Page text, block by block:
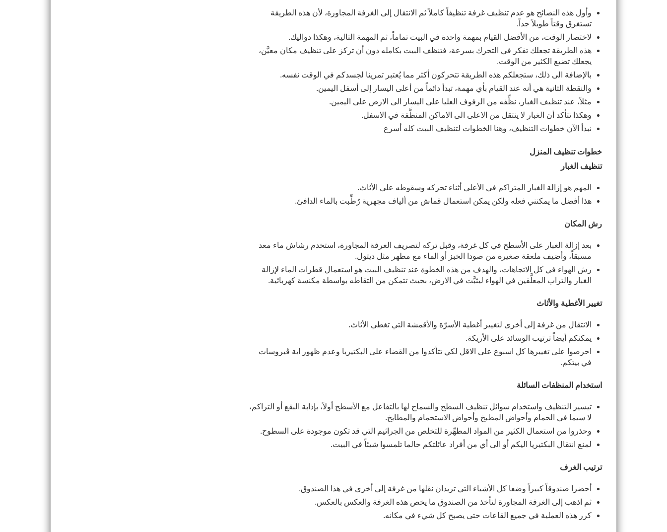
تستغرق وقتاً طويلاً جداً.
لاختصار الوقت، من الأفضل القيام بمهمة واحدة في البيت تماماً، ثم المهمة التالية، وهكذا دواليك.
يجعلك تضيع الكثير من الوقت.
بالإضافة الى ذلك، ستجعلكم هذه الطريقة تتحركون أكثر مما يُعتبر تمرينا لجسدكم في الوقت نفسه.
والنقطة الثانية هي أنه عند القيام بأي مهمة، تبدأ دائماً من أعلى اليسار إلى أسفل اليمين.
مثلاً، عند تنظيف الغبار، نظِّفه من الرفوف العليا على اليسار الى الارض على اليمين.
وهكذا تتأكد أن الغبار لا ينتقل من الاعلى الى الاماكن المنظَّفة في الاسفل.
نبدأ الآن خطوات التنظيف، وهنا الخطوات لتنظيف البيت كله أسرع
خطوات تنظيف المنزل
تنظيف الغبار
المهم هو إزالة الغبار المتراكم في الأعلى أثناء تحركه وسقوطه على الأثاث.
هذا أفضل ما يمكنني فعله ولكن يمكن استعمال قماش من ألياف مجهرية رُطِّبت بالماء الدافئ.
رش المكان
مسبقاً، وأضيف ملعقة صغيرة من صودا الخبز أو الماء مع مطهر مثل ديتول.
الغبار والتراب المعلَّقين في الهواء ليثبَّت في الارض، بحيث تتمكن من التقاطه بواسطة مكنسة كهربائية.
تغيير الأغطية والأثاث
الانتقال من غرفة إلى أخرى لتغيير أغطية الأسرّة والأقمشة التي تغطي الأثاث.
يمكنكم أيضاً ترتيب الوسائد على الأريكة.
في بيتكم.
استخدام المنظفات السائلة
لا سيما في الحمام وأحواض المطبخ وأحواض الاستحمام والمطابخ.
وحذروا من استعمال الكثير من المواد المطهِّرة للتخلص من الجراثيم التي قد تكون موجودة على السطوح.
لمنع انتقال البكتيريا اليكم أو الى أي من أفراد عائلتكم حالما تلمسوا شيئاً في البيت.
ترتيب الغرف
أحضرا صندوقاً كبيراً وضعا كل الأشياء التي تريدان نقلها من غرفة إلى أخرى في هذا الصندوق.
ثم اذهب إلى الغرفة المجاورة لتأخذ من الصندوق ما يخص هذه الغرفة والعكس بالعكس.
كرر هذه العملية في جميع القاعات حتى يصبح كل شيء في مكانه.